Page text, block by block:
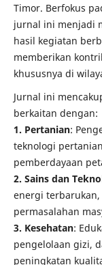
Timor. Berfokus
jurnal ini menjadi
hasil kegiatan
memberikan
khususnya di
Jurnal ini
berkaitan dengan:
1. Pertanian:
teknologi
pemberdayaan
2. Sains dan
energi
permasalahan
3. Kesehatan:
pengelolaan gizi,
peningkatan